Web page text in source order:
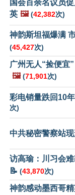
国会百余名议员
英 🖼️ (42,382次)
神韵斯坦福爆满
(45,427次)
广州无人“捡便宜
🖼️ (71,901次)
彩电销量跌回10
次)
中共秘密警察站
访高瑜：川习会
📝 (43,870次)
神韵感动墨西哥